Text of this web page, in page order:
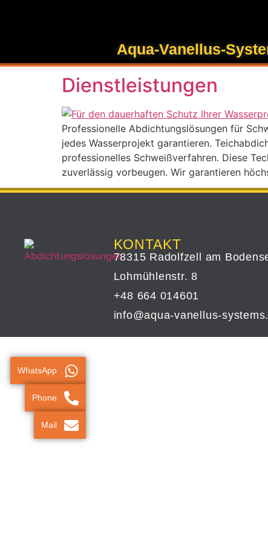
Aqua-Vanellus-
Schlagwort:
Dienstleistungen
Professionelle Abdichtungslösungen für
jedes Wasserprojekt garantieren.
professionelles Schweißverfahren. Diese
zuverlässig vorbeugen. Wir garantieren
KONTAKT
78315 Radolfzell am
Lohmühlenstr. 8
+48 664 014601
info@aqua-vanellus-
WhatsApp
Phone
Mail